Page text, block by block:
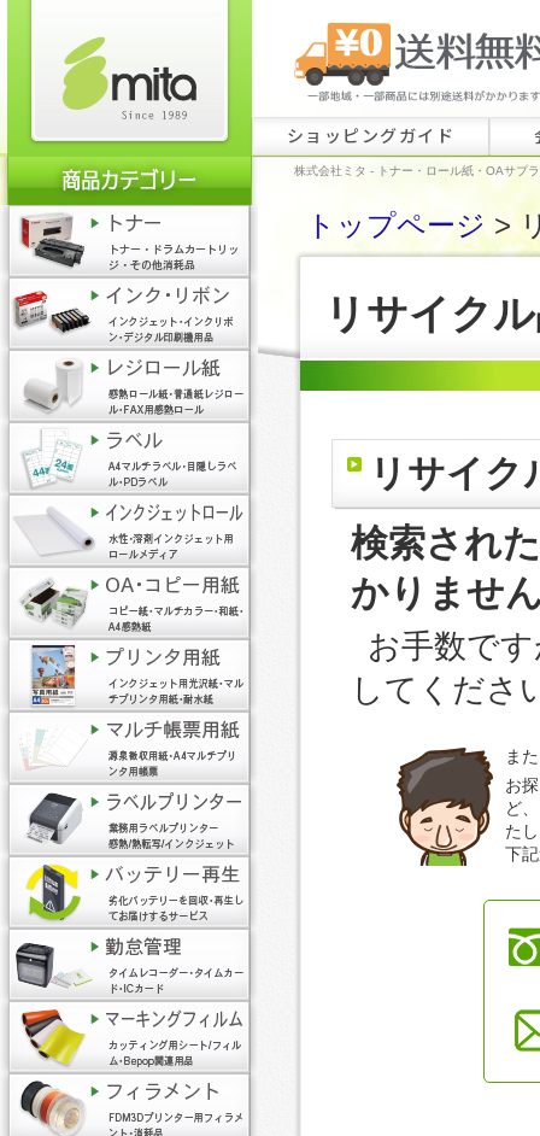
ショッピングガイド
株式会社ミタ - トナー・ロール紙・OAサプ
トップページ>
リサイク
リサイク
検索され
かりませ
お手数で
してくださ
ま
お
ど
た
下